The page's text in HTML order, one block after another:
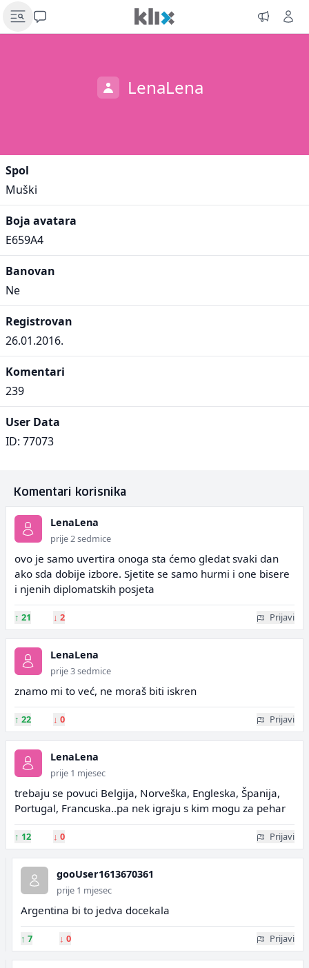
LenaLena
Spol
Muški
Boja avatara
E659A4
Banovan
Ne
Registrovan
26.01.2016.
Komentari
239
User Data
ID: 77073
Komentari korisnika
LenaLena
prije 2 sedmice
ovo je samo uvertira onoga sta ćemo gledat svaki dan
ako sda dobije izbore. Sjetite se samo hurmi i one bisere
i njenih diplomatskih posjeta
↑ 21 ↓ 2 Prijavi
LenaLena
prije 3 sedmice
znamo mi to već, ne moraš biti iskren
↑ 22 ↓ 0 Prijavi
LenaLena
prije 1 mjesec
trebaju se povuci Belgija, Norveška, Engleska, Španija,
Portugal, Francuska..pa nek igraju s kim mogu za pehar
↑ 12 ↓ 0 Prijavi
gooUser1613670361
prije 1 mjesec
Argentina bi to jedva docekala
↑ 7 ↓ 0 Prijavi